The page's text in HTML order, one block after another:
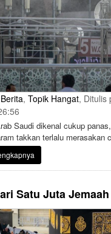
Berita, Topik Hangat, Ditulis
Saudi dikenal cukup
takkan terlalu merasakan
teknologi yang
Masjidil Haram di Mekah dan
tetap adem.